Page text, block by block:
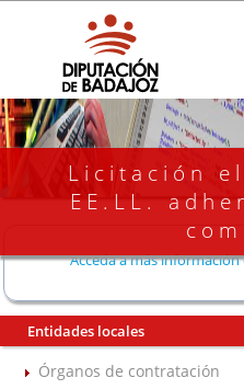
Licitación
EE.LL.
Acceda a más
Entidades locales
Órganos de contratación